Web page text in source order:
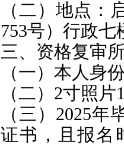
（二）地点：
753号）行政
三、资格复审
（一）本人身
（二）2寸照片
（三）2025
证书，且报名